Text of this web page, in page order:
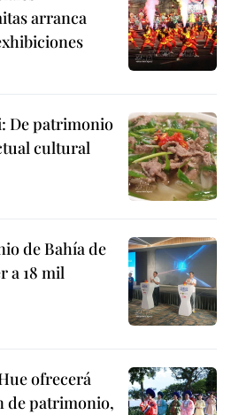
arranca
De patrimonio
cultural
de Bahía de
a 18 mil
ofrecerá
de patrimonio,